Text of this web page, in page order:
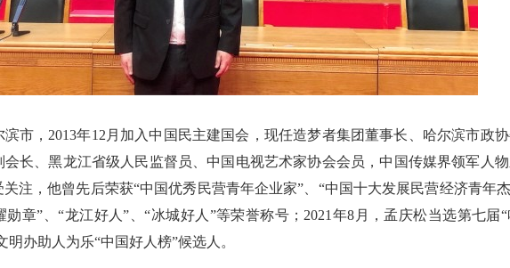
市，2013年12月加入中国民主建国会，现任造梦者集团董事长、哈尔滨市政
长、黑龙江省级人民监督员、中国电视艺术家协会会员，中国传媒界领军人
注，他曾先后荣获“中国优秀民营青年企业家”、“中国十大发展民营经济青年
章”、“龙江好人”、“冰城好人”等荣誉称号；2021年8月，孟庆松当选第七届
办助人为乐“中国好人榜”候选人。